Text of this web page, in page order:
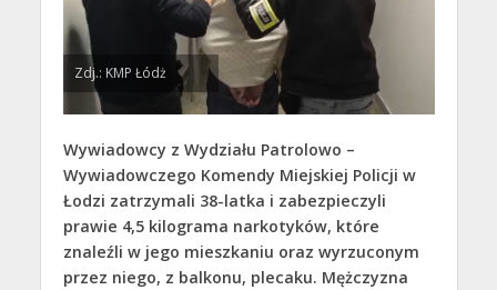
Zdj.: KMP Łódż
Wywiadowcy z Wydziału Patrolowo –
Wywiadowczego Komendy Miejskiej Policji w
Łodzi zatrzymali 38-latka i zabezpieczyli
prawie 4,5 kilograma narkotyków, które
znaleźli w jego mieszkaniu oraz wyrzuconym
przez niego, z balkonu, plecaku. Mężczyzna